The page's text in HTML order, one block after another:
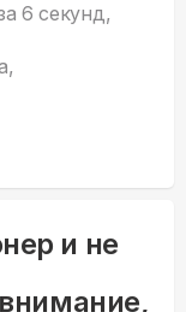
6 секунд,
и не